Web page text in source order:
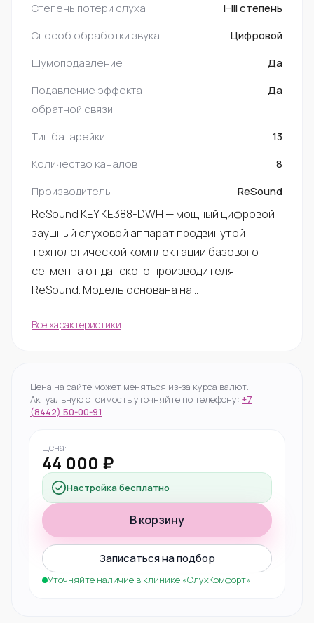
Степень потери слуха
I–III степень
Способ обработки звука
Цифровой
Шумоподавление
Да
Подавление эффекта
обратной связи
Да
Тип батарейки
13
Количество каналов
8
Производитель
ReSound
ReSound KEY KE388-DWH — мощный цифровой
заушный слуховой аппарат продвинутой
технологической комплектации базового
сегмента от датского производителя
ReSound. Модель основана на…
Все характеристики
Цена на сайте может меняться из-за курса валют.
Актуальную стоимость уточняйте по телефону: +7
(8442) 50-00-91.
Цена:
44 000 ₽
Настройка бесплатно
В корзину
Записаться на подбор
Уточняйте наличие в клинике «СлухКомфорт»